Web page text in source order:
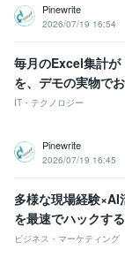
Pinewrite
2026/07/19 16:54
毎月のExcel集計が
を、デモの実物で
IT・テクノロジー
Pinewrite
2026/07/19 16:45
多様な現場経験×AI
を最速でハックする
ビジネス・マーケティング